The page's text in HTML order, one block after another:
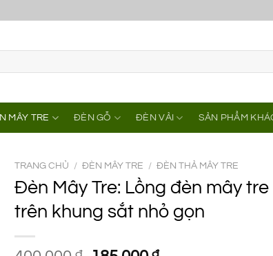
MÂY TRE ĐÈN GỖ ĐÈN VẢI SẢN PHẨM
TRANG CHỦ / ĐÈN MÂY TRE / ĐÈN THẢ MÂY TRE
Đèn Mây Tre: Lồng đèn mây
trên khung sắt nhỏ gọn